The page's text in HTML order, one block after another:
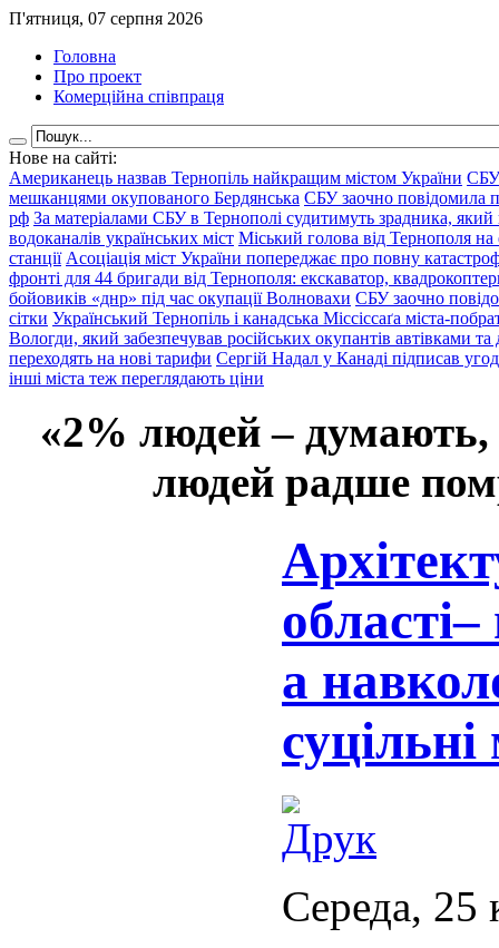
П'ятниця, 07 серпня 2026
Головна
Про проект
Комерційна співпраця
Нове на сайті:
Американець назвав Тернопіль найкращим містом України СБУ
мешканцями окупованого Бердянська СБУ заочно повідомила
рф За матеріалами СБУ в Тернополі судитимуть зрадника, який
водоканалів українських міст Міський голова від Тернополя
станції Асоціація міст України попереджає про повну
фронті для 44 бригади від Тернополя: екскаватор,
бойовиків «днр» під час окупації Волновахи СБУ заочно
сітки Український Тернопіль і канадська Міссіссаґа міста-
Вологди, який забезпечував російських окупантів автівками
переходять на нові тарифи Сергій Надал у Канаді підписав
інші міста теж переглядають ціни
«2% людей –
людей радше
а
суцільні
Середа, 25